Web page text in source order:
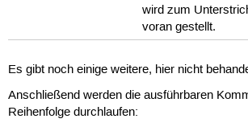
wird zum
voran gestellt.
Es gibt noch einige weitere, hier nicht
Anschließend werden die ausführbaren
Reihenfolge durchlaufen: